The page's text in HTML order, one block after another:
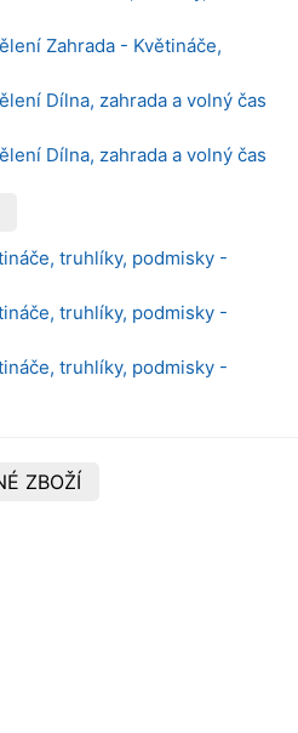
Zahrada - Květináče,
Dílna, zahrada a volný čas
Dílna, zahrada a volný čas
truhlíky, podmisky -
truhlíky, podmisky -
truhlíky, podmisky -
ZBOŽÍ